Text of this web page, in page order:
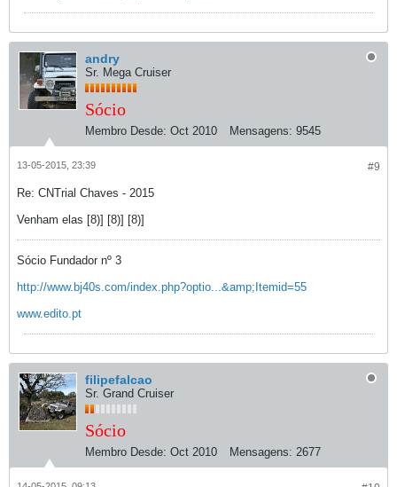
andry
Sr. Mega Cruiser
Sócio
Membro Desde: Oct 2010 Mensagens: 9545
#9
13-05-2015, 23:39
Re: CNTrial Chaves - 2015
Venham elas [8)] [8)] [8)]
Sócio Fundador nº 3
http://www.bj40s.com/index.php?optio...&amp;Itemid=55
www.edito.pt
filipefalcao
Sr. Grand Cruiser
Sócio
Membro Desde: Oct 2010 Mensagens: 2677